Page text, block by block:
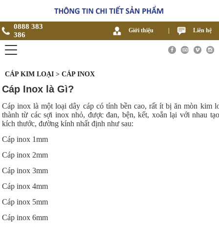
0888 383
386
Giới thiệu Liên hệ
CÁP KIM LOẠI > CÁP INOX
Cáp Inox là Gì?
Cáp inox là một loại dây cáp có tính bền cao, rất ít bị ăn mòn kim
thành từ các sợi inox nhỏ, được đan, bện, kết, xoắn lại với nhau
kích thước, đường kính nhất định như sau:
Cáp inox 1mm
Cáp inox 2mm
Cáp inox 3mm
Cáp inox 4mm
Cáp inox 5mm
Cáp inox 6mm